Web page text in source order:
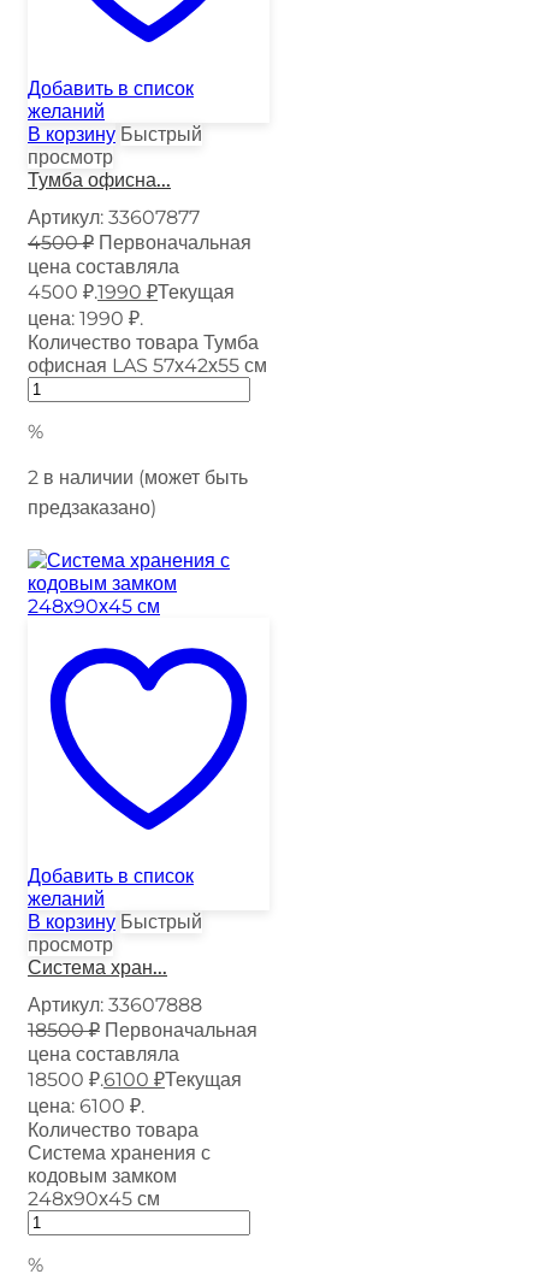
Добавить в список
желаний
В корзину Быстрый
просмотр
Тумба офисна...
Артикул: 33607877
4500₽ Первоначальная
цена составляла
4500 ₽.1990 ₽Текущая
цена: 1990 ₽.
Количество товара Тумба
офисная LAS 57х42х55 см
%
2 в наличии (может быть
предзаказано)
Добавить в список
желаний
В корзину Быстрый
просмотр
Система хран...
Артикул: 33607888
18500₽ Первоначальная
цена составляла
18500 ₽.6100 ₽Текущая
цена: 6100 ₽.
Количество товара
Система хранения с
кодовым замком
248х90х45 см
%